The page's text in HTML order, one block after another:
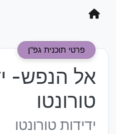
פרטי תוכנית גפ"ן
אל הנפש-
טורונטו
ידידות טורונטו